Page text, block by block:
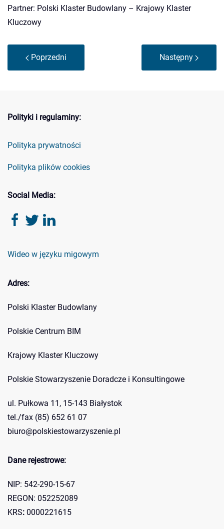
Partner: Polski Klaster Budowlany – Krajowy Klaster
Kluczowy
Poprzedni Następny
Polityki i regulaminy:
Polityka prywatności
Polityka plików cookies
Social Media:
Wideo w języku migowym
Adres:
Polski Klaster Budowlany
Polskie Centrum BIM
Krajowy Klaster Kluczowy
Polskie Stowarzyszenie Doradcze i Konsultingowe
ul. Pułkowa 11, 15-143 Białystok
tel./fax (85) 652 61 07
biuro@polskiestowarzyszenie.pl
Dane rejestrowe:
NIP: 542-290-15-67
REGON: 052252089
KRS: 0000221615